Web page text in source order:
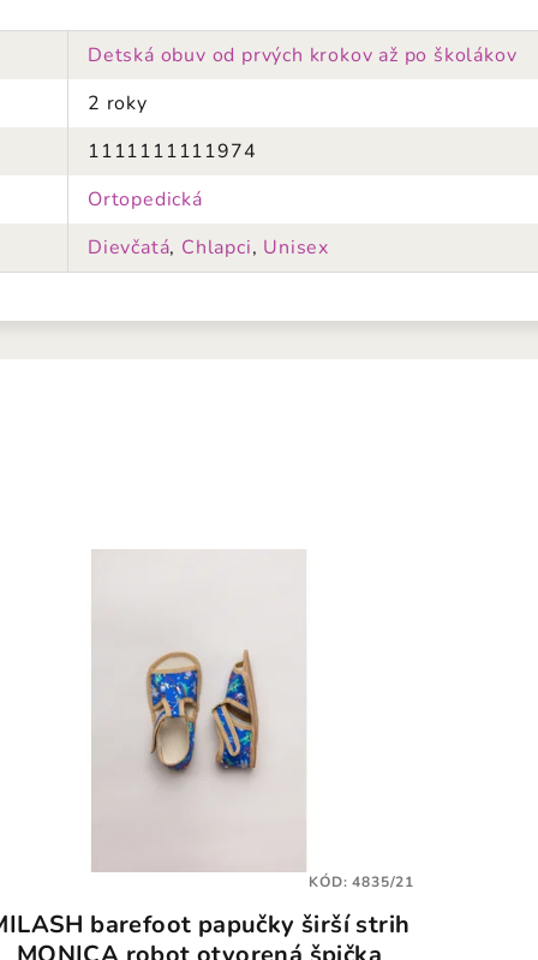
Detská obuv od prvých krokov až po školákov
2 roky
1111111111974
Ortopedická
Dievčatá, Chlapci, Unisex
barefoot papučky širší strih
KÓD:4835/21